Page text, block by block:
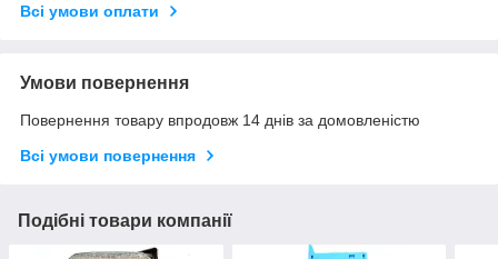
Всі умови оплати
Умови повернення
Повернення товару впродовж 14 днів за домовленістю
Всі умови повернення
Подібні товари компанії